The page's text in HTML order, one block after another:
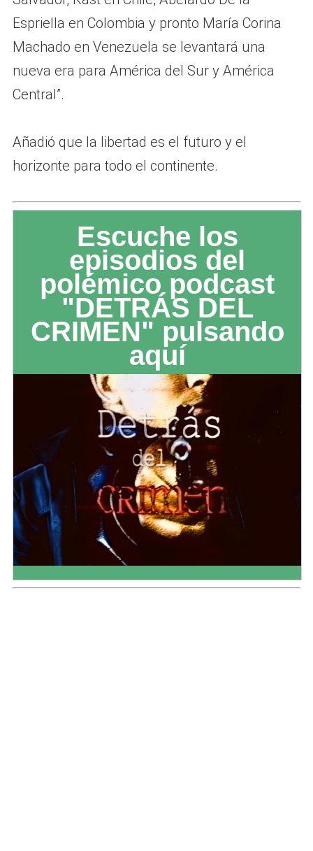
Espriella en Colombia y pronto María Corina
Machado en Venezuela se levantará una
nueva era para América del Sur y América
Central”.
Añadió que la libertad es el futuro y el
horizonte para todo el continente.
Escuche los
episodios del
polémico podcast
"DETRÁS DEL
CRIMEN" pulsando
aquí